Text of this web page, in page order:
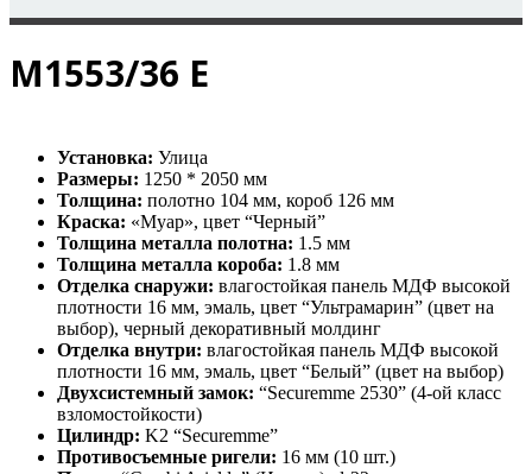
М1553/36 Е
Установка: Улица
Размеры: 1250 * 2050 мм
Толщина: полотно 104 мм, короб 126 мм
Краска: «Муар», цвет “Черный”
Толщина металла полотна: 1.5 мм
Толщина металла короба: 1.8 мм
Отделка снаружи: влагостойкая панель МДФ высокой
плотности 16 мм, эмаль, цвет “Ультрамарин” (цвет на
выбор), черный декоративный молдинг
Отделка внутри: влагостойкая панель МДФ высокой
плотности 16 мм, эмаль, цвет “Белый” (цвет на выбор)
Двухсистемный замок: “Securemme 2530” (4-ой класс
взломостойкости)
Цилиндр: K2 “Securemme”
Противосъемные ригели: 16 мм (10 шт.)